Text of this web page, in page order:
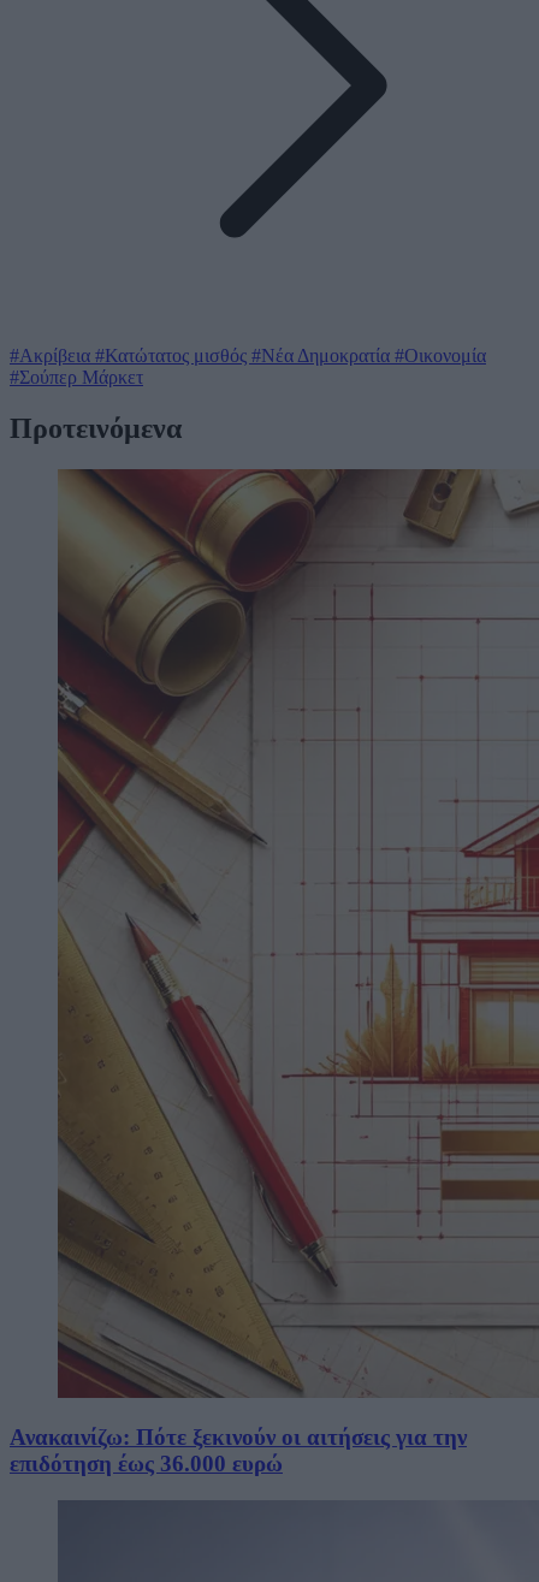
#Ακρίβεια #Κατώτατος μισθός #Νέα Δημοκρατία #Οικονομία
#Σούπερ Μάρκετ
Προτεινόμενα
Ανακαινίζω: Πότε ξεκινούν οι αιτήσεις για την
επιδότηση έως 36.000 ευρώ